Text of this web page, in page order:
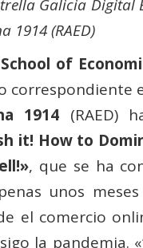
Galicia
1914 (RAED)
of
correspondiente
1914 (RAED)
it! How to
, que se ha
unos
el comercio
la pandemia.